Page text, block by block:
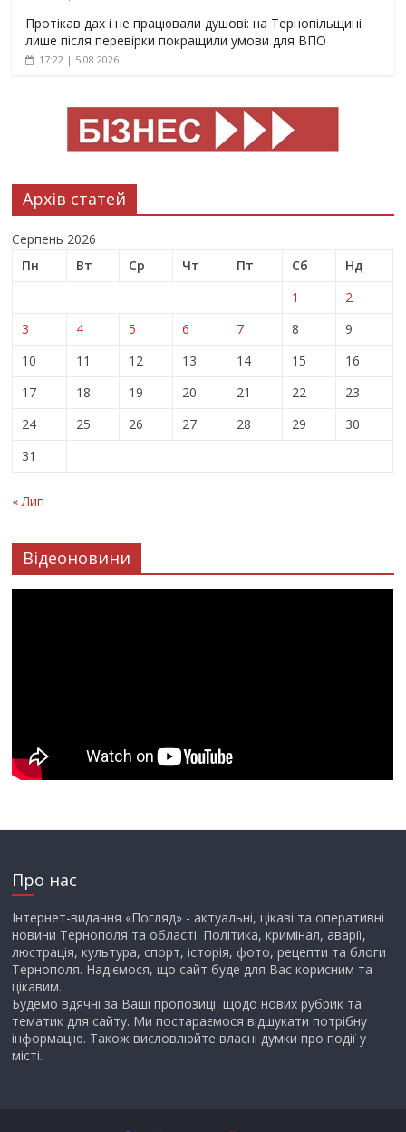
Протікав дах і не працювали душові: на Тернопільщині
лише після перевірки покращили умови для ВПО
17:22 | 5.08.2026
Архів статей
Серпень 2026
Пн
Вт Ср Чт Пт Сб
Нд
1
2
3
4 5 6 7 8
9
10
11 12 13 14 15
16
17
18 19 20 21 22
23
24
25 26 27 28 29
30
31
« Лип
Відеоновини
Про нас
Інтернет-видання «Погляд» - актуальні, цікаві та оперативні
новини Тернополя та області. Політика, кримінал, аварії,
люстрація, культура, спорт, історія, фото, рецепти та блоги
Тернополя. Надіємося, що сайт буде для Вас корисним та
цікавим.
Будемо вдячні за Ваші пропозиції щодо нових рубрик та
тематик для сайту. Ми постараємося відшукати потрібну
інформацію. Також висловлюйте власні думки про події у
місті.